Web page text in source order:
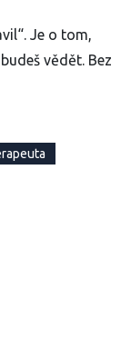
Je o tom,
vědět. Bez